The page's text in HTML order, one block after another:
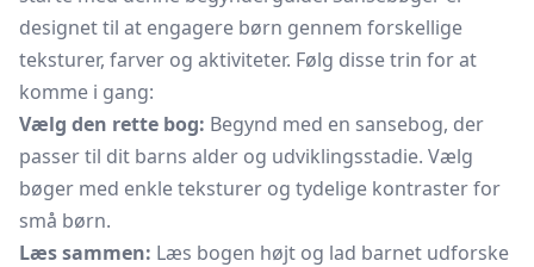
designet til at engagere børn gennem forskellige
teksturer, farver og aktiviteter. Følg disse trin for at
komme i gang:
Vælg den rette bog: Begynd med en sansebog, der
passer til dit barns alder og udviklingsstadie. Vælg
bøger med enkle teksturer og tydelige kontraster for
små børn.
Læs sammen: Læs bogen højt og lad barnet udforske